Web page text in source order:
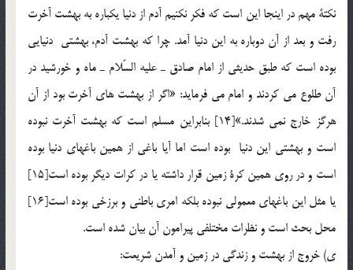
نكتة مهم در اينجا اين است كه فكر نكنيم آدم از دنيا يكباره به بهشت آخرت
رفت و بعد از آن دوباره به اين دنيا آمد. چرا كه بهشت آدم، بهشتي دنيايي
بوده است كه طبق حديثي از امام صادق ـ عليه السّلام ـ ماه و خورشيد در
آن طلوع مي كردند و امام مي فرمايد: «اگر از بهشت هاي آخرت بود از آن
هرگز خارج نمي شدند.»[14] بنابراين مسلم است كه بهشت آخرت نبوده
است و بهشتي اين دنيا بوده است اما آيا باغي از همين باغهاي دنيا بوده
است و در روي همين كرة زمين قرار داشته يا در كرات ديگر بوده است[15]
يا مثل اين باغهاي معمولي نبوده بلكه امري باطني و برزخي بوده است[16]
محل بحث است و نظرات مختلفي پيرامون آن بيان شده است.
ي) خروج از بهشت و زندگي در زمين و آمدن شريعت: